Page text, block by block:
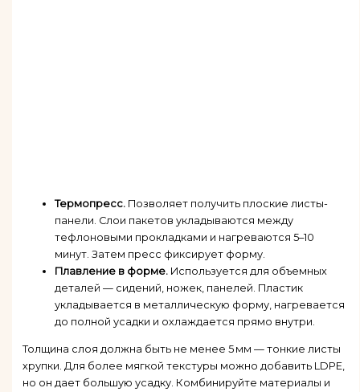
Термопресс.Позволяет получить плоские листы-
панели. Слои пакетов укладываются между
тефлоновыми прокладками и нагреваются 5–10
минут. Затем пресс фиксирует форму.
Плавление в форме.Используется для объемных
деталей — сидений, ножек, панелей. Пластик
укладывается в металлическую форму, нагревается
до полной усадки и охлаждается прямо внутри.
Толщина слоя должна быть не менее 5 мм — тонкие листы
хрупки. Для более мягкой текстуры можно добавить LDPE,
но он дает большую усадку. Комбинируйте материалы и